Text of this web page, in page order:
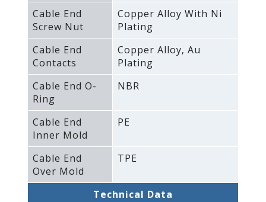
Cable End
Screw Nut
Copper Alloy With Ni
Plating
Cable End
Contacts
Copper Alloy‚ Au
Plating
Cable End O-
Ring
NBR
Cable End
Inner Mold
PE
Cable End
Over Mold
TPE
Technical Data